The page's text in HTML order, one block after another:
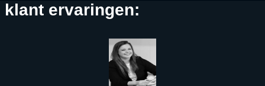
klant ervaringen: